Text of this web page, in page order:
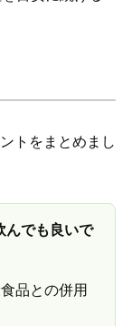
トをまとめまし
んでも良いで
品との併用